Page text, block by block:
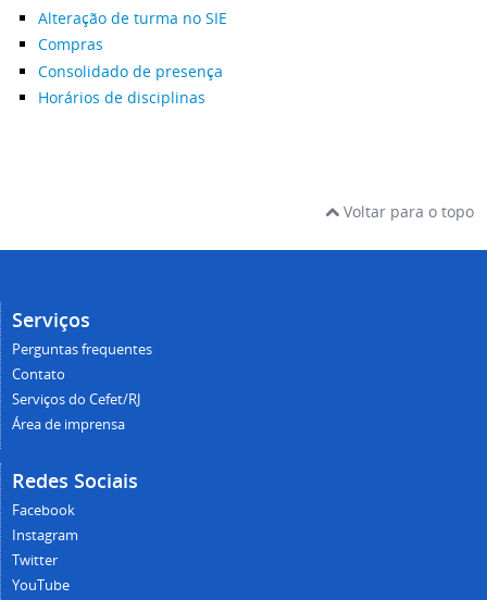
Alteração de turma no SIE
Compras
Consolidado de presença
Horários de disciplinas
Voltar para o topo
Serviços
Perguntas frequentes
Contato
Serviços do Cefet/RJ
Área de imprensa
Redes Sociais
Facebook
Instagram
Twitter
YouTube